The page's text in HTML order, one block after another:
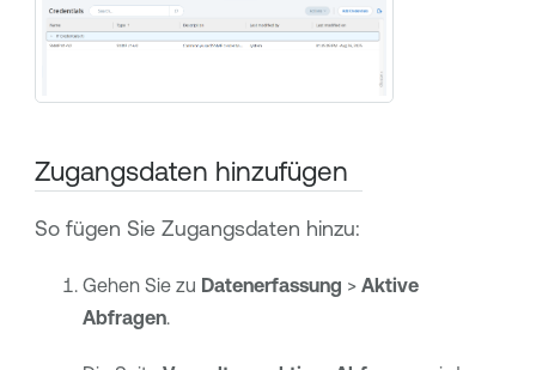
Zugangsdaten hinzufügen
So fügen Sie Zugangsdaten hinzu:
Gehen Sie zu Datenerfassung > Aktive
Abfragen.